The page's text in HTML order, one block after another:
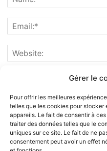
Gérer le
Pour offrir les meilleures
telles que les cookies pour
appareils. Le fait de consentir à
traiter des données telles que le
uniques sur ce site. Le fait de ne
consentement peut avoir un effet